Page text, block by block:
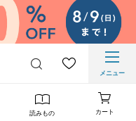
メニュー
読みもの カート